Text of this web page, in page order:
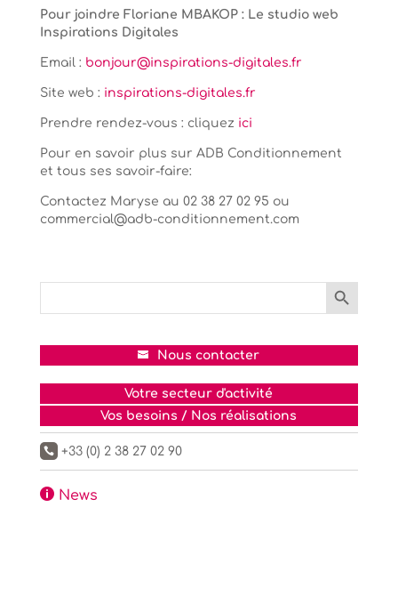
Pour joindre Floriane MBAKOP : Le studio web
Inspirations Digitales
Email : bonjour@inspirations-digitales.fr
Site web : inspirations-digitales.fr
Prendre rendez-vous : cliquez ici
Pour en savoir plus sur ADB Conditionnement
et tous ses savoir-faire:
Contactez Maryse au 02 38 27 02 95 ou
commercial@adb-conditionnement.com
Search
Search Button
Nous contacter
Votre secteur d'activité
Vos besoins / Nos réalisations
 +33 (0) 2 38 27 02 90
News